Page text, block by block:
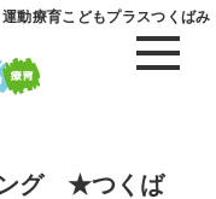
動療育こどもプラスつくばみ
ング ★つくば